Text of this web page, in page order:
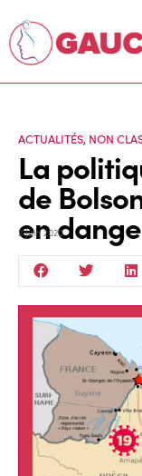
ACTUALITÉS, NON
La
de
en
2 Juin 2020